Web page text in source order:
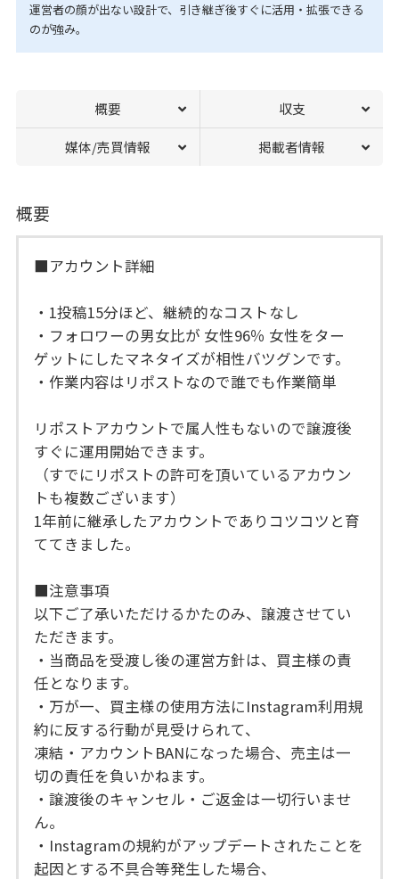
運営者の顔が出ない設計で、引き継ぎ後すぐに活用・拡張できる
のが強み。
概要 収支
媒体/売買情報 掲載者情報
概要
■アカウント詳細
・1投稿15分ほど、継続的なコストなし
・フォロワーの男女比が 女性96％ 女性をター
ゲットにしたマネタイズが相性バツグンです。
・作業内容はリポストなので誰でも作業簡単
リポストアカウントで属人性もないので譲渡後
すぐに運用開始できます。
（すでにリポストの許可を頂いているアカウン
トも複数ございます）
1年前に継承したアカウントでありコツコツと育
ててきました。
■注意事項
以下ご了承いただけるかたのみ、譲渡させてい
ただきます。
・当商品を受渡し後の運営方針は、買主様の責
任となります。
・万が一、買主様の使用方法にInstagram利用規
約に反する行動が見受けられて、
凍結・アカウントBANになった場合、売主は一
切の責任を負いかねます。
・譲渡後のキャンセル・ご返金は一切行いませ
ん。
・Instagramの規約がアップデートされたことを
起因とする不具合等発生した場合、